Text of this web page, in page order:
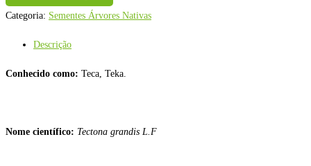
Categoria: Sementes Árvores Nativas
Descrição
Conhecido como: Teca, Teka.
Nome científico: Tectona grandis L.F